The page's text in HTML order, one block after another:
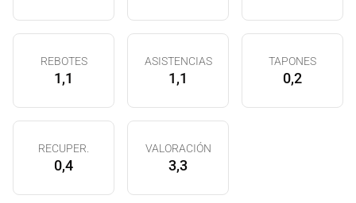
REBOTES
1,1
ASISTENCIAS
1,1
TAPONES
0,2
RECUPER.
0,4
VALORACIÓN
3,3